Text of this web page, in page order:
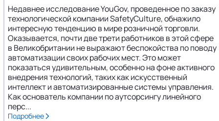
Недавнее исследование YouGov, проведенное по заказу
технологической компании SafetyCulture, обнажило
интересную тенденцию в мире розничной торговли.
Оказывается, почти две трети работников в этой сфере
в Великобритании не выражают беспокойства по поводу
автоматизации своих рабочих мест. Это может
показаться удивительным, особенно на фоне активного
внедрения технологий, таких как искусственный
интеллект и автоматизированные системы управления.
Как основатель компании по аутсорсингу линейного
перс...
Подробнее